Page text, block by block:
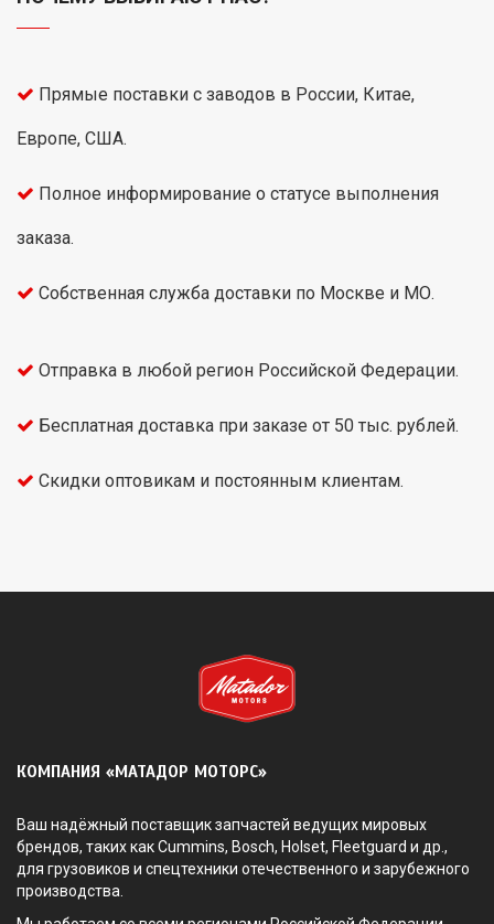
Прямые поставки с заводов в России, Китае,
Европе, США.
Полное информирование о статусе выполнения
заказа.
Собственная служба доставки по Москве и МО.
Отправка в любой регион Российской Федерации.
Бесплатная доставка при заказе от 50 тыс. рублей.
Скидки оптовикам и постоянным клиентам.
КОМПАНИЯ «МАТАДОР МОТОРС»
Ваш надёжный поставщик запчастей ведущих мировых
брендов, таких как Cummins, Bosch, Holset, Fleetguard и др.,
для грузовиков и спецтехники отечественного и зарубежного
производства.